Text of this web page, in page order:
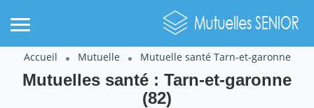
Accueil Mutuelle Mutuelle santé Tarn-et-garonne
Mutuelles santé : Tarn-et-garonne
(82)